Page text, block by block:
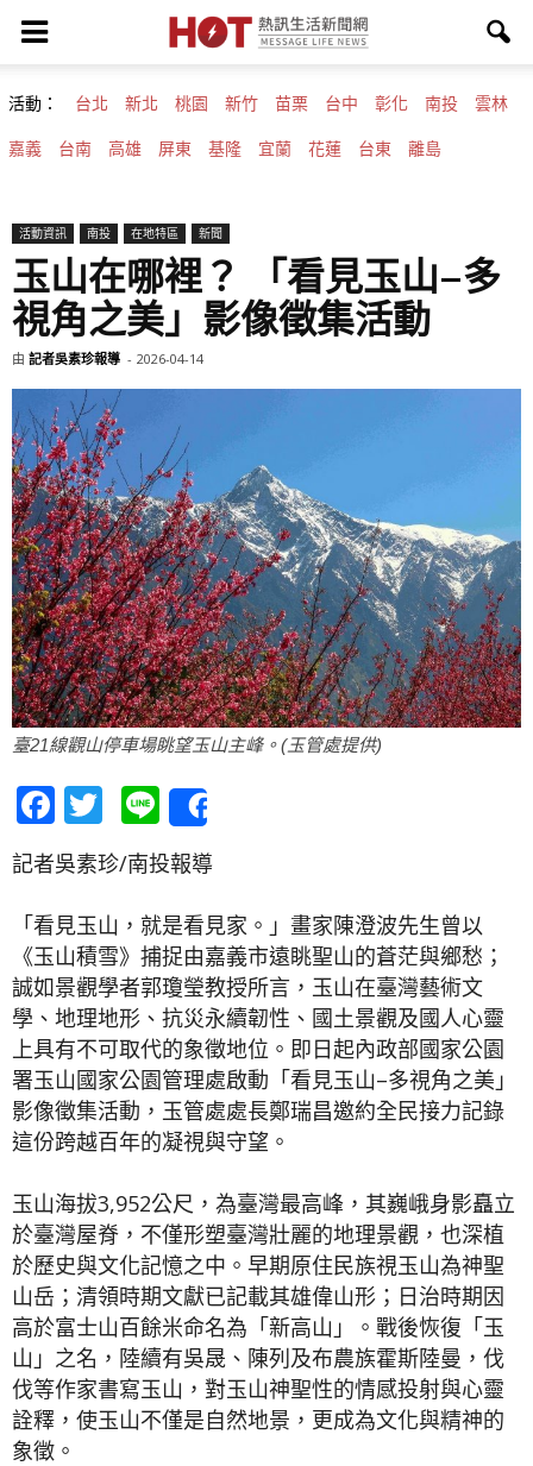
活動： 台北 新北 桃園 新竹 苗栗 台中 彰化 南投 雲林
嘉義 台南 高雄 屏東 基隆 宜蘭 花蓮 台東 離島
活動資訊 南投 在地特區 新聞
玉山在哪裡？ 「看見玉山–多
視角之美」影像徵集活動
由 記者吳素珍報導 - 2026-04-14
臺21線觀山停車場眺望玉山主峰。(玉管處提供)
Facebook
Twitter
Line
記者吳素珍/南投報導
「看見玉山，就是看見家。」畫家陳澄波先生曾以
《玉山積雪》捕捉由嘉義市遠眺聖山的蒼茫與鄉愁；
誠如景觀學者郭瓊瑩教授所言，玉山在臺灣藝術文
學、地理地形、抗災永續韌性、國土景觀及國人心靈
上具有不可取代的象徵地位。即日起內政部國家公園
署玉山國家公園管理處啟動「看見玉山–多視角之美」
影像徵集活動，玉管處處長鄭瑞昌邀約全民接力記錄
這份跨越百年的凝視與守望。
玉山海拔3,952公尺，為臺灣最高峰，其巍峨身影矗立
於臺灣屋脊，不僅形塑臺灣壯麗的地理景觀，也深植
於歷史與文化記憶之中。早期原住民族視玉山為神聖
山岳；清領時期文獻已記載其雄偉山形；日治時期因
高於富士山百餘米命名為「新高山」。戰後恢復「玉
山」之名，陸續有吳晟、陳列及布農族霍斯陸曼，伐
伐等作家書寫玉山，對玉山神聖性的情感投射與心靈
詮釋，使玉山不僅是自然地景，更成為文化與精神的
象徵。